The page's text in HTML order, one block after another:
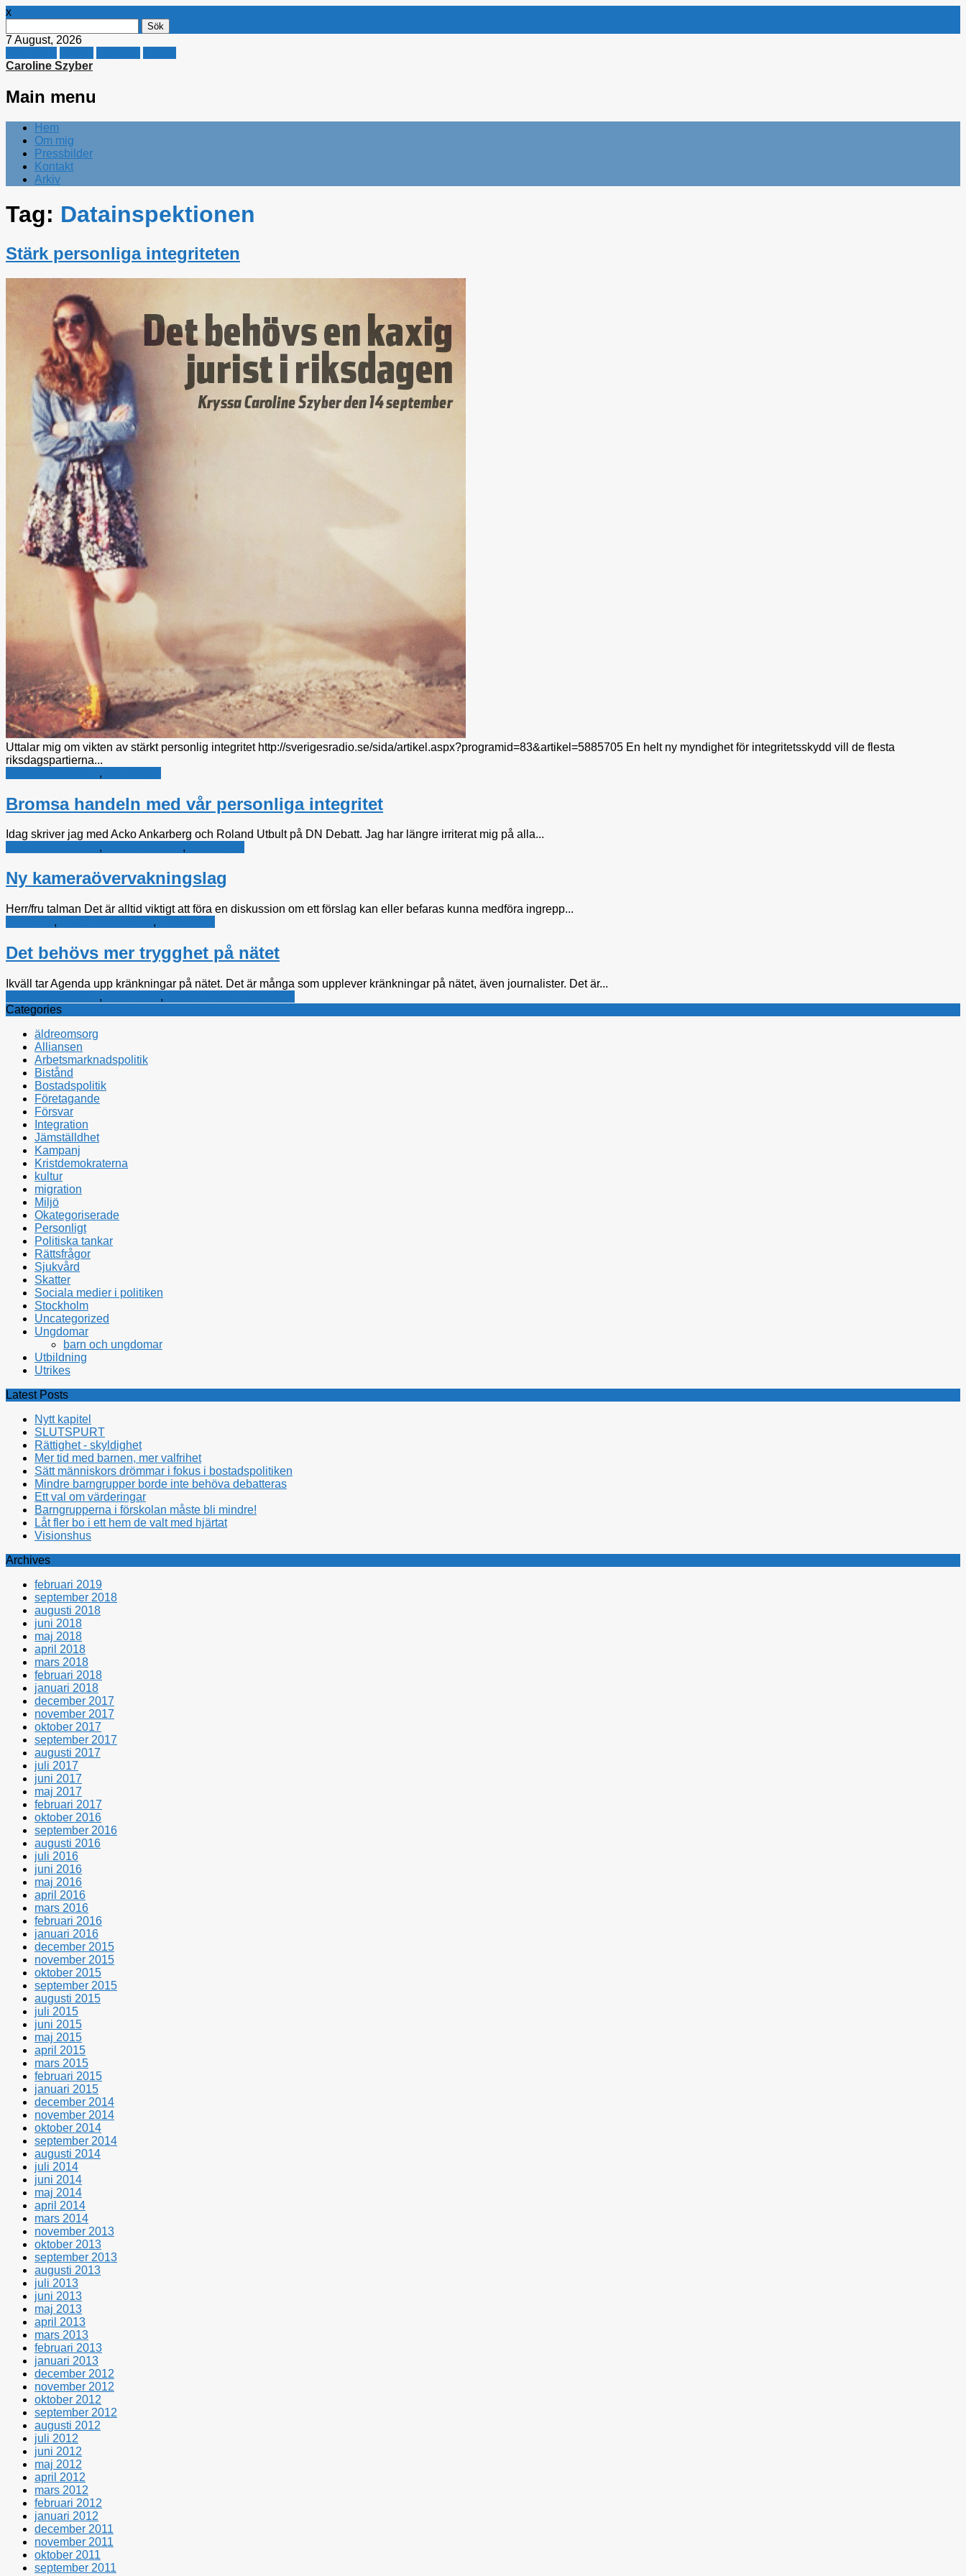
x
efter:
7 August, 2026
Caroline Szyber
Main menu
Skip
content
Hem
Om mig
Pressbilder
Kontakt
Arkiv
Tag: Datainspektionen
Stärk personliga integriteten
Uttalar mig om vikten av stärkt personlig integritet http://sverigesradio.se/sida/artikel.aspx?programid=83&artikel=5885705 En helt ny myndighet för integritetsskydd vill de flesta
riksdagspartierna...
,
Bromsa handeln med vår personliga integritet
Idag skriver jag med Acko Ankarberg och Roland Utbult på DN Debatt. Jag har längre irriterat mig på alla...
, ,
Ny kameraövervakningslag
Herr/fru talman Det är alltid viktigt att föra en diskussion om ett förslag kan eller befaras kunna medföra ingrepp...
, ,
Det behövs mer trygghet på nätet
Ikväll tar Agenda upp kränkningar på nätet. Det är många som upplever kränkningar på nätet, även journalister. Det är...
, ,
Categories
äldreomsorg
Alliansen
Arbetsmarknadspolitik
Bistånd
Bostadspolitik
Företagande
Försvar
Integration
Jämställdhet
Kampanj
Kristdemokraterna
kultur
migration
Miljö
Okategoriserade
Personligt
Politiska tankar
Rättsfrågor
Sjukvård
Skatter
Sociala medier i politiken
Stockholm
Uncategorized
Ungdomar
barn och ungdomar
Utbildning
Utrikes
Latest Posts
Nytt kapitel
SLUTSPURT
Rättighet - skyldighet
Mer tid med barnen, mer valfrihet
Sätt människors drömmar i fokus i bostadspolitiken
Mindre barngrupper borde inte behöva debatteras
Ett val om värderingar
Barngrupperna i förskolan måste bli mindre!
Låt fler bo i ett hem de valt med hjärtat
Visionshus
Archives
februari 2019
september 2018
augusti 2018
juni 2018
maj 2018
april 2018
mars 2018
februari 2018
januari 2018
december 2017
november 2017
oktober 2017
september 2017
augusti 2017
juli 2017
juni 2017
maj 2017
februari 2017
oktober 2016
september 2016
augusti 2016
juli 2016
juni 2016
maj 2016
april 2016
mars 2016
februari 2016
januari 2016
december 2015
november 2015
oktober 2015
september 2015
augusti 2015
juli 2015
juni 2015
maj 2015
april 2015
mars 2015
februari 2015
januari 2015
december 2014
november 2014
oktober 2014
september 2014
augusti 2014
juli 2014
juni 2014
maj 2014
april 2014
mars 2014
november 2013
oktober 2013
september 2013
augusti 2013
juli 2013
juni 2013
maj 2013
april 2013
mars 2013
februari 2013
januari 2013
december 2012
november 2012
oktober 2012
september 2012
augusti 2012
juli 2012
juni 2012
maj 2012
april 2012
mars 2012
februari 2012
januari 2012
december 2011
november 2011
oktober 2011
september 2011